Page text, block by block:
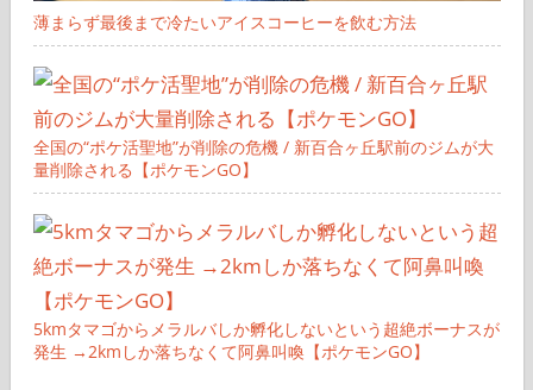
薄まらず最後まで冷たいアイスコーヒーを飲む方法
全国の“ポケ活聖地”が削除の危機 / 新百合ヶ丘駅前のジムが大
量削除される【ポケモンGO】
5kmタマゴからメラルバしか孵化しないという超絶ボーナスが